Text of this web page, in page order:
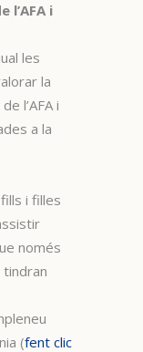
l’AFA i
les
la
l’AFA i
a la
i filles
només
tindran
(fent clic